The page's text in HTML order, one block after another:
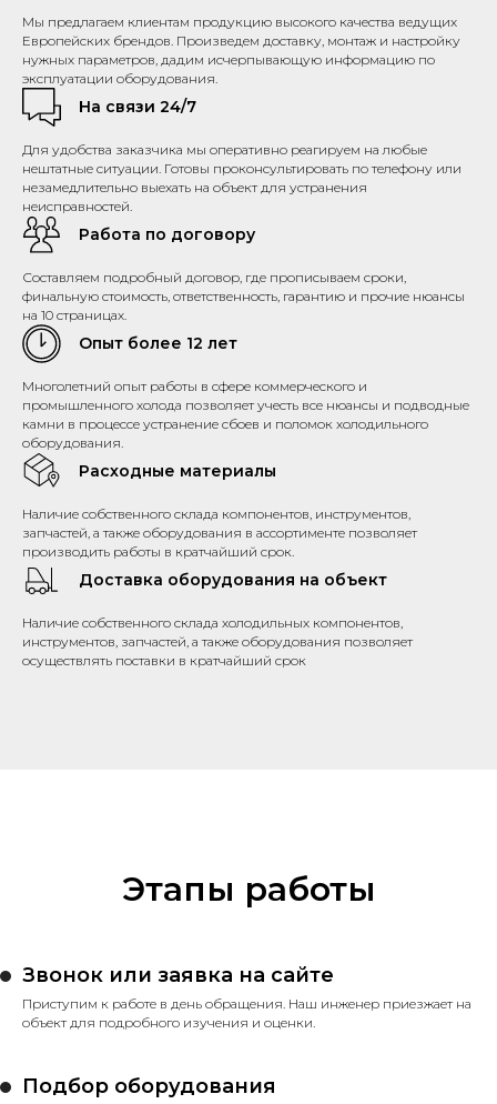
Мы предлагаем клиентам продукцию высокого качества ведущих
Европейских брендов. Произведем доставку, монтаж и настройку
нужных параметров, дадим исчерпывающую информацию по
эксплуатации оборудования.
На связи 24/7
Для удобства заказчика мы оперативно реагируем на любые
нештатные ситуации. Готовы проконсультировать по телефону или
незамедлительно выехать на объект для устранения
неисправностей.
Работа по договору
Составляем подробный договор, где прописываем сроки,
финальную стоимость, ответственность, гарантию и прочие нюансы
на 10 страницах.
Опыт более 12 лет
Многолетний опыт работы в сфере коммерческого и
промышленного холода позволяет учесть все нюансы и подводные
камни в процессе устранение сбоев и поломок холодильного
оборудования.
Расходные материалы
Наличие собственного склада компонентов, инструментов,
запчастей, а также оборудования в ассортименте позволяет
производить работы в кратчайший срок.
Доставка оборудования на объект
Наличие собственного склада холодильных компонентов,
инструментов, запчастей, а также оборудования позволяет
осуществлять поставки в кратчайший срок
Этапы работы
Звонок или заявка на сайте
Приступим к работе в день обращения. Наш инженер приезжает на
объект для подробного изучения и оценки.
Подбор оборудования